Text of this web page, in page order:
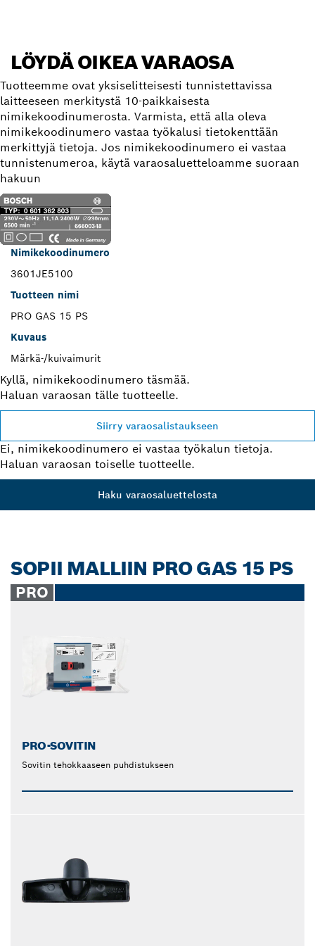
LÖYDÄ OIKEA VARAOSA
Tuotteemme ovat yksiselitteisesti tunnistettavissa
laitteeseen merkitystä 10-paikkaisesta
nimikekoodinumerosta. Varmista, että alla oleva
nimikekoodinumero vastaa työkalusi tietokenttään
merkittyjä tietoja. Jos nimikekoodinumero ei vastaa
tunnistenumeroa, käytä varaosaluetteloamme suoraan
hakuun
Nimikekoodinumero
3601JE5100
Tuotteen nimi
PRO GAS 15 PS
Kuvaus
Märkä-/kuivaimurit
Kyllä, nimikekoodinumero täsmää.
Haluan varaosan tälle tuotteelle.
Siirry varaosalistaukseen
Ei, nimikekoodinumero ei vastaa työkalun tietoja.
Haluan varaosan toiselle tuotteelle.
Haku varaosaluettelosta
SOPII MALLIIN PRO GAS 15 PS
PRO
PRO-SOVITIN
Sovitin tehokkaaseen puhdistukseen